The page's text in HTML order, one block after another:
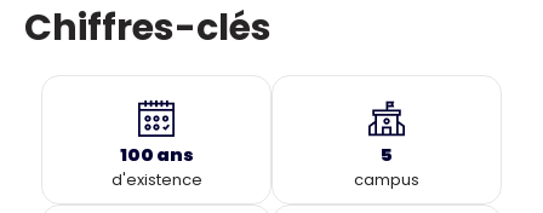
Chiffres-clés
100 ans
d'existence
5
campus